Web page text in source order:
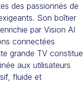
des passionnés de
Son boîtier
par Vision AI
connectées
grande TV constitue
aux utilisateurs
fluide et